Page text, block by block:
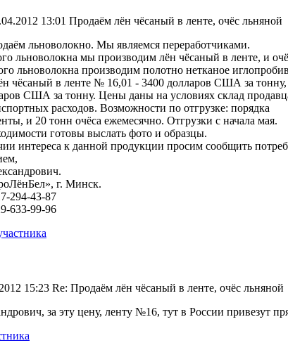
13:01 Продаём лён чёсаный в ленте, очёс льняной
льноволокно. Мы являемся переработчиками.
льноволокна мы производим лён чёсаный в ленте, и
льноволокна производим полотно нетканое
чёсаный в ленте № 16,01 - 3400 долларов США за
США за тонну. Цены даны на условиях склад
расходов. Возможности по отгрузке: порядка
и 20 тонн очёса ежемесячно. Отгрузки с начала мая.
готовы выслать фото и образцы.
интереса к данной продукции просим сообщить
г. Минск.
294-43-87
633-99-96
15:23 Re: Продаём лён чёсаный в ленте, очёс льняной
за эту цену, ленту №16, тут в России привезут